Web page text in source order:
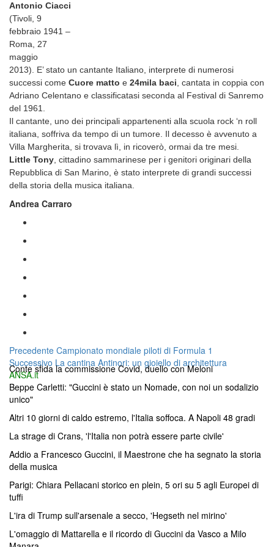
Antonio Ciacci
(Tivoli, 9
febbraio 1941 –
Roma, 27
maggio
2013). E’ stato un cantante Italiano, interprete di numerosi
successi come Cuore matto e 24mila baci, cantata in coppia con
Adriano Celentano e classificatasi seconda al Festival di Sanremo
del 1961.
Il cantante, uno dei principali appartenenti alla scuola rock ‘n roll
italiana, soffriva da tempo di un tumore. Il decesso è avvenuto a
Villa Margherita, si trovava lì, in ricoverò, ormai da tre mesi.
Little Tony, cittadino sammarinese per i genitori originari della
Repubblica di San Marino, è stato interprete di grandi successi
della storia della musica italiana.
Andrea Carraro
Navigazione
articoli
Precedente Articolo
precedente:
Campionato mondiale piloti di Formula 1
Successivo Articolo
successivo:
La cantina Antinori: un gioiello di architettura
ANSA.it
Conte sfida la commissione Covid, duello con Meloni
Beppe Carletti: "Guccini è stato un Nomade, con noi un sodalizio
unico"
Altri 10 giorni di caldo estremo, l'Italia soffoca. A Napoli 48 gradi
La strage di Crans, 'l'Italia non potrà essere parte civile'
Addio a Francesco Guccini, il Maestrone che ha segnato la storia
della musica
Parigi: Chiara Pellacani storico en plein, 5 ori su 5 agli Europei di
tuffi
L'ira di Trump sull'arsenale a secco, 'Hegseth nel mirino'
L'omaggio di Mattarella e il ricordo di Guccini da Vasco a Milo